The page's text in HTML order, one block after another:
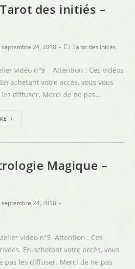
des initiés –
septembre 24, 2018 Tarot des Initiés
vidéo n°9 Attention : Ces vidéos
achetant votre accès, vous vous
les diffuser. Merci de ne pas…
Magique –
septembre 24, 2018
vidéo n°5 Attention : Ces
En achetant votre accès, vous
pas les diffuser. Merci de ne pas